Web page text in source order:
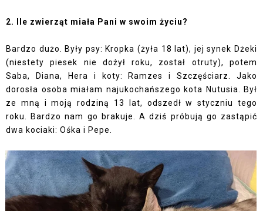
2. Ile zwierząt miała Pani w swoim życiu?
Bardzo dużo. Były psy: Kropka (żyła 18 lat), jej synek Dżeki
(niestety piesek nie dożył roku, został otruty), potem
Saba, Diana, Hera i koty: Ramzes i Szczęściarz. Jako
dorosła osoba miałam najukochańszego kota Nutusia. Był
ze mną i moją rodziną 13 lat, odszedł w styczniu tego
roku. Bardzo nam go brakuje. A dziś próbują go zastąpić
dwa kociaki: Ośka i Pepe.